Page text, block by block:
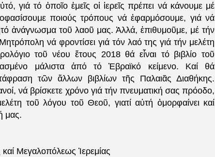
γιά τό ὁποῖο ἐμεῖς οἱ ἱερεῖς πρέπει νά κάνουμε μέ
ποιούς τρόπους νά ἐφαρμόσουμε, γιά νά
ἀνάγνωσμα τοῦ λαοῦ μας. Ἀλλά, ἐπιθυμοῦμε, μέ τήν
νά φροντίσει γιά τόν λαό της γιά τήν μελέτη
τοῦ νέου ἔτους 2018 θά εἶναι τό βιβλίο τοῦ
μάλιστα ἀπό τό Ἑβραϊκό κείμενο. Καί θά
τῶν ἄλλων βιβλίων τῆς Παλαιᾶς Διαθήκης.
νά βρίσκετε χρόνο γιά τήν πνευματική σας πρόοδο,
τοῦ λόγου τοῦ Θεοῦ, γιατί αὐτή ὀμορφαίνει καί
μας.
Μεγαλοπόλεως Ἰερεμίας